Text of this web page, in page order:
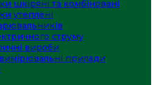
шкіряні та комбіновані
утеплені
струму
вироби
прилади